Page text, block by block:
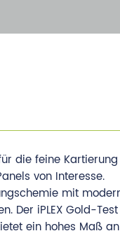
die feine
von Interesse.
mit
Der iPLEX Gold-
ein hohes Maß